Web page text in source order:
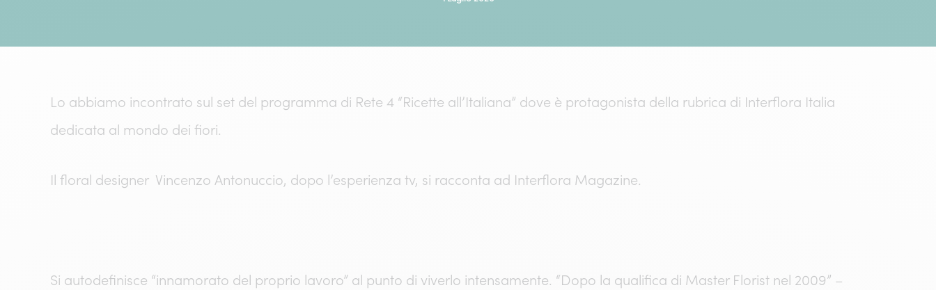
Lo abbiamo incontrato sul set del programma di Rete 4 “Ricette all’Italiana” dove è protagonista della rubrica di Interflora Italia
dedicata al mondo dei fiori.
Il floral designer Vincenzo Antonuccio, dopo l’esperienza tv, si racconta ad Interflora Magazine.
Si autodefinisce “innamorato del proprio lavoro” al punto di viverlo intensamente. “Dopo la qualifica di Master Florist nel 2009” –